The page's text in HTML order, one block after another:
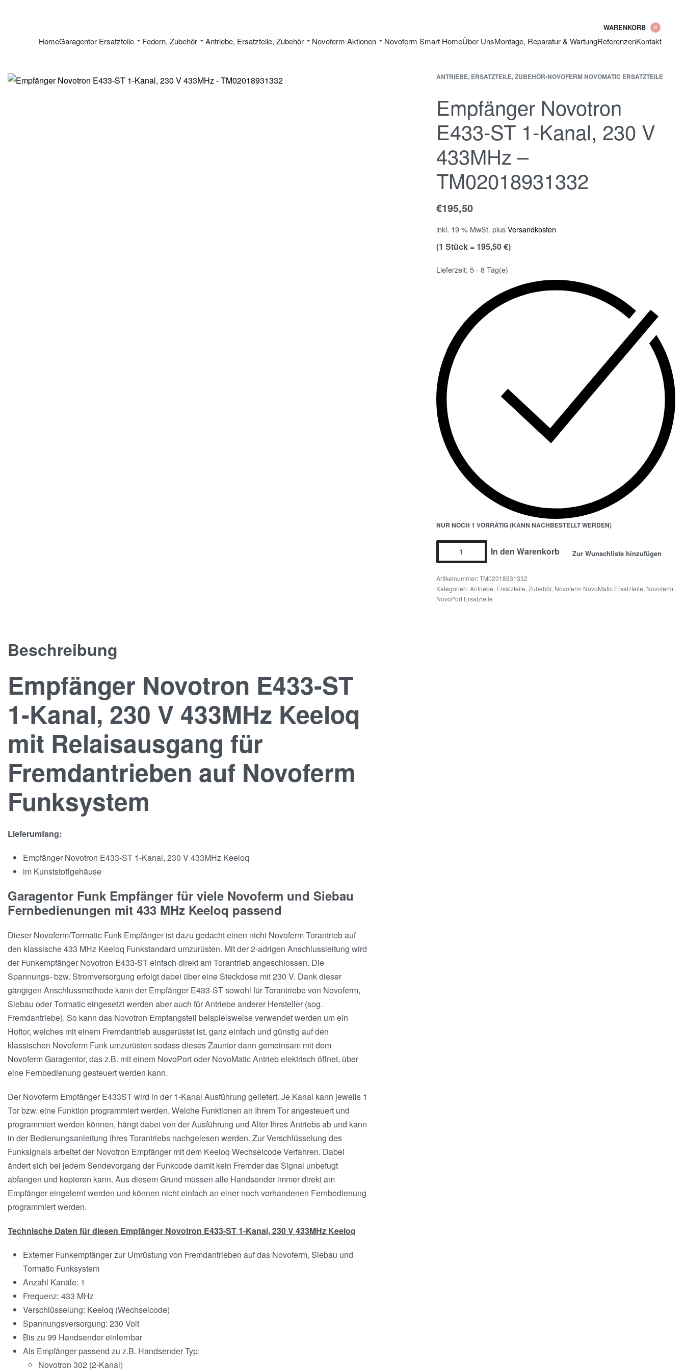
WARENKORB 0
HomeGaragentor Ersatzteile Federn, Zubehör Antriebe, Ersatzteile, Zubehör Novoferm Aktionen Novoferm Smart HomeÜber UnsMontage, Reparatur & WartungReferenzenKontakt
ANTRIEBE, ERSATZTEILE, ZUBEHÖR›NOVOFERM NOVOMATIC ERSATZTEILE
Empfänger Novotron
E433-ST 1-Kanal, 230 V
433MHz –
TM02018931332
€195,50
inkl. 19 % MwSt. plusVersandkosten
(1 Stück = 195,50 €)
Lieferzeit: 5 - 8 Tag(e)
NUR NOCH 1 VORRÄTIG (KANN NACHBESTELLT WERDEN)
In den Warenkorb Zur Wunschliste hinzufügen
TM02018931332
Kategorien:Antriebe, Ersatzteile, Zubehör, Novoferm NovoMatic Ersatzteile, Novoferm
NovoPort Ersatzteile
Beschreibung
Empfänger Novotron E433-ST
1-Kanal, 230 V 433MHz Keeloq
mit Relaisausgang für
Fremdantrieben auf Novoferm
Funksystem
Lieferumfang:
Empfänger Novotron E433-ST 1-Kanal, 230 V 433MHz Keeloq
im Kunststoffgehäuse
Garagentor Funk Empfänger für viele Novoferm und Siebau
Fernbedienungen mit 433 MHz Keeloq passend
Dieser Novoferm/Tormatic Funk Empfänger ist dazu gedacht einen nicht Novoferm Torantrieb auf
den klassische 433 MHz Keeloq Funkstandard umzurüsten. Mit der 2-adrigen Anschlussleitung wird
der Funkempfänger Novotron E433-ST einfach direkt am Torantrieb angeschlossen. Die
Spannungs- bzw. Stromversorgung erfolgt dabei über eine Steckdose mit 230 V. Dank dieser
gängigen Anschlussmethode kann der Empfänger E433-ST sowohl für Torantriebe von Novoferm,
Siebau oder Tormatic eingesetzt werden aber auch für Antriebe anderer Hersteller (sog.
Fremdantriebe). So kann das Novotron Empfangsteil beispielsweise verwendet werden um ein
Hoftor, welches mit einem Fremdantrieb ausgerüstet ist, ganz einfach und günstig auf den
klassischen Novoferm Funk umzurüsten sodass dieses Zauntor dann gemeinsam mit dem
Novoferm Garagentor, das z.B. mit einem NovoPort oder NovoMatic Antrieb elektrisch öffnet, über
eine Fernbedienung gesteuert werden kann.
Der Novoferm Empfänger E433ST wird in der 1-Kanal Ausführung geliefert. Je Kanal kann jeweils 1
Tor bzw. eine Funktion programmiert werden. Welche Funktionen an Ihrem Tor angesteuert und
programmiert werden können, hängt dabei von der Ausführung und Alter Ihres Antriebs ab und kann
in der Bedienungsanleitung Ihres Torantriebs nachgelesen werden. Zur Verschlüsselung des
Funksignals arbeitet der Novotron Empfänger mit dem Keeloq Wechselcode Verfahren. Dabei
ändert sich bei jedem Sendevorgang der Funkcode damit kein Fremder das Signal unbefugt
abfangen und kopieren kann. Aus diesem Grund müssen alle Handsender immer direkt am
Empfänger eingelernt werden und können nicht einfach an einer noch vorhandenen Fernbedienung
programmiert werden.
Technische Daten für diesen Empfänger Novotron E433-ST 1-Kanal, 230 V 433MHz Keeloq
Externer Funkempfänger zur Umrüstung von Fremdantrieben auf das Novoferm, Siebau und
Tormatic Funksystem
Anzahl Kanäle: 1
Frequenz: 433 MHz
Verschlüsselung: Keeloq (Wechselcode)
Spannungsversorgung: 230 Volt
Bis zu 99 Handsender einlernbar
Als Empfänger passend zu z.B. Handsender Typ:
Novotron 302 (2-Kanal)